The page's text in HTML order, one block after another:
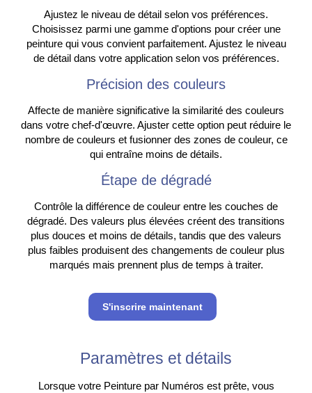
Ajustez le niveau de détail selon vos préférences.
Choisissez parmi une gamme d'options pour créer une
peinture qui vous convient parfaitement. Ajustez le niveau
de détail dans votre application selon vos préférences.
Précision des couleurs
Affecte de manière significative la similarité des couleurs
dans votre chef-d'œuvre. Ajuster cette option peut réduire le
nombre de couleurs et fusionner des zones de couleur, ce
qui entraîne moins de détails.
Étape de dégradé
Contrôle la différence de couleur entre les couches de
dégradé. Des valeurs plus élevées créent des transitions
plus douces et moins de détails, tandis que des valeurs
plus faibles produisent des changements de couleur plus
marqués mais prennent plus de temps à traiter.
S'inscrire maintenant
Paramètres et détails
Lorsque votre Peinture par Numéros est prête, vous